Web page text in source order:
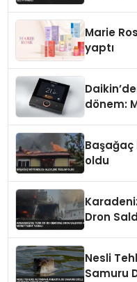
Marie
yaptı
dönem:
oldu
Dron
Nesli
Samuru